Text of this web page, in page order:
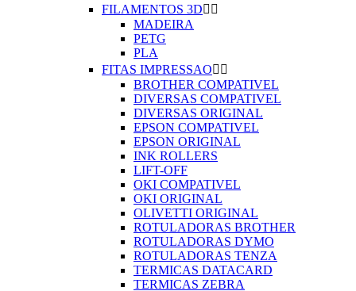
FILAMENTOS 3D 
MADEIRA
PETG
PLA
FITAS IMPRESSAO 
BROTHER COMPATIVEL
DIVERSAS COMPATIVEL
DIVERSAS ORIGINAL
EPSON COMPATIVEL
EPSON ORIGINAL
INK ROLLERS
LIFT-OFF
OKI COMPATIVEL
OKI ORIGINAL
OLIVETTI ORIGINAL
ROTULADORAS BROTHER
ROTULADORAS DYMO
ROTULADORAS TENZA
TERMICAS DATACARD
TERMICAS ZEBRA